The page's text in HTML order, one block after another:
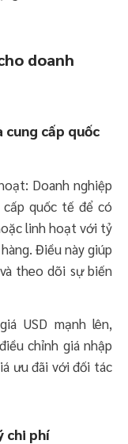
doanh
cung cấp quốc
Doanh nghiệp
quốc tế để có
linh hoạt với tỷ
Điều này giúp
theo dõi sự biến
USD mạnh lên,
chỉnh giá nhập
ưu đãi với đối tác
chi phí